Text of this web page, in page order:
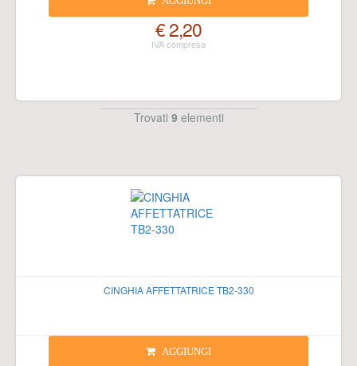
€ 2,20
Trovati 9 elementi
CINGHIA AFFETTATRICE TB2-330
AGGIUNGI